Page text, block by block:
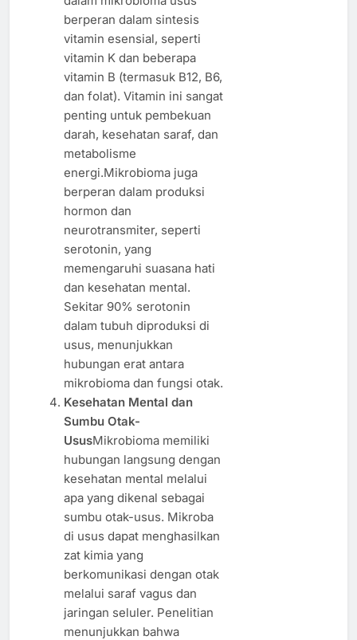
berperan dalam sintesis
vitamin esensial, seperti
vitamin K dan beberapa
vitamin B (termasuk B12, B6,
dan folat). Vitamin ini sangat
penting untuk pembekuan
darah, kesehatan saraf, dan
metabolisme
energi.Mikrobioma juga
berperan dalam produksi
hormon dan
neurotransmiter, seperti
serotonin, yang
memengaruhi suasana hati
dan kesehatan mental.
Sekitar 90% serotonin
dalam tubuh diproduksi di
usus, menunjukkan
hubungan erat antara
mikrobioma dan fungsi otak.
Kesehatan Mental dan
Sumbu Otak-
UsusMikrobioma memiliki
hubungan langsung dengan
kesehatan mental melalui
apa yang dikenal sebagai
sumbu otak-usus. Mikroba
di usus dapat menghasilkan
zat kimia yang
berkomunikasi dengan otak
melalui saraf vagus dan
jaringan seluler. Penelitian
menunjukkan bahwa